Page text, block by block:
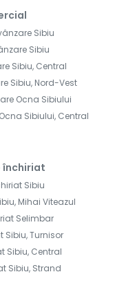
Sibiu
Sibiu
Sibiu, Central
Sibiu, Nord-Vest
Ocna Sibiului
Sibiului, Central
închiriat
Sibiu
Mihai Viteazul
Selimbar
Turnisor
Sibiu, Central
Sibiu, Strand